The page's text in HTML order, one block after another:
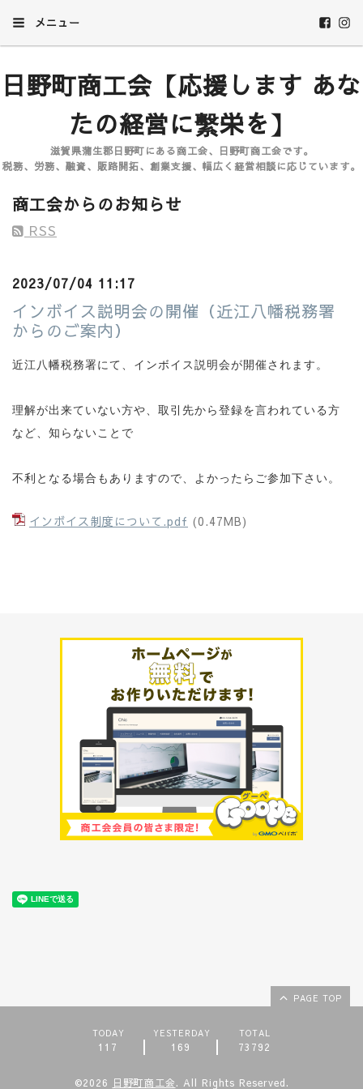
メニュー
日野町商工会【応援します あな
たの経営に繫栄を】
滋賀県蒲生郡日野町にある商工会、日野町商工会です。
税務、労務、融資、販路開拓、創業支援、幅広く経営相談に応じています。
商工会からのお知らせ
RSS
2023/07/04 11:17
インボイス説明会の開催（近江八幡税務署
からのご案内）
近江八幡税務署にて、インボイス説明会が開催されます。
理解が出来ていない方や、取引先から登録を言われている方
など、知らないことで
不利となる場合もありますので、よかったらご参加下さい。
インボイス制度について.pdf (0.47MB)
PAGE TOP
TODAY
117
YESTERDAY
169
TOTAL
73792
©2026 日野町商工会. All Rights Reserved.